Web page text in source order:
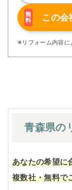
括する「専属棟
施工マニュアル
さらに、住友不
アフターサービ
ぜひ、あなたの
無
料
この会
※リフォーム内容に
青森県の
あなたの希望に
複数社・無料で